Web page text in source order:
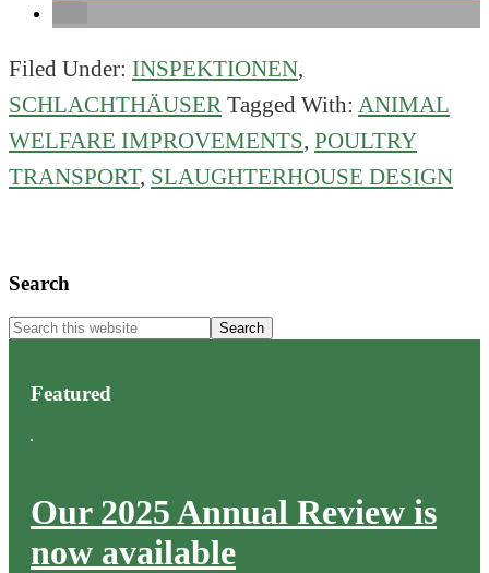
Filed Under: INSPEKTIONEN,
SCHLACHTHÄUSER Tagged With: ANIMAL
WELFARE IMPROVEMENTS, POULTRY
TRANSPORT, SLAUGHTERHOUSE DESIGN
Primary
Sidebar
Search
Search
this
Featured
Our 2025 Annual Review is
now available